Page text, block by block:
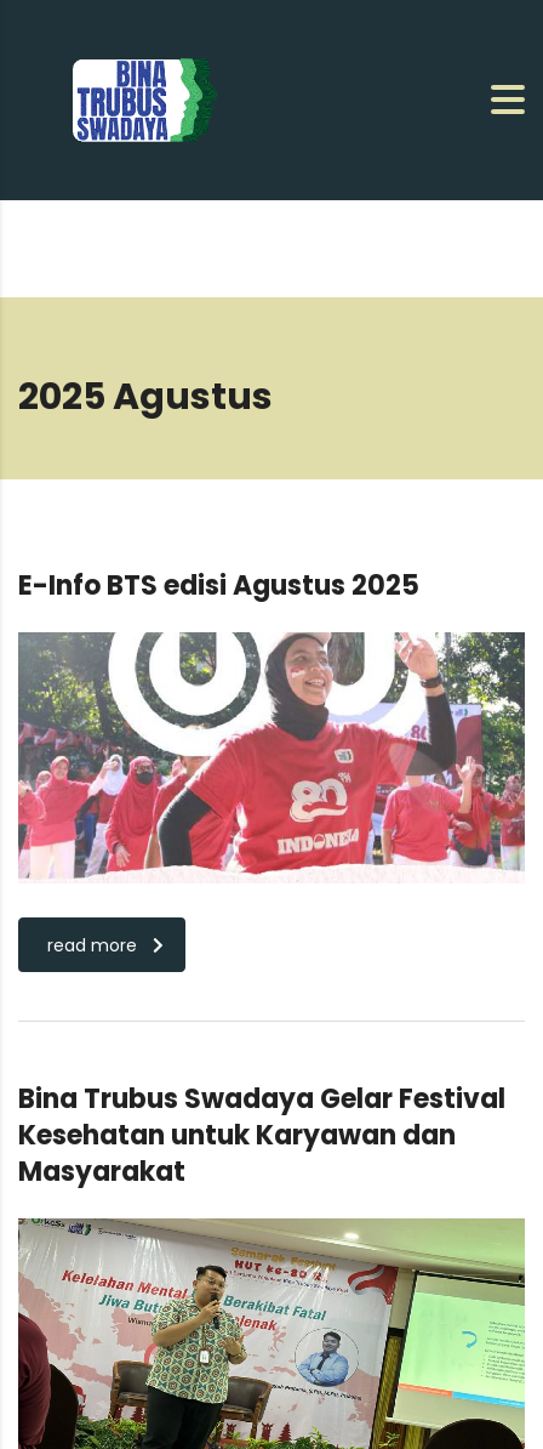
2025 Agustus
E-Info BTS edisi Agustus 2025
read more
Bina Trubus Swadaya Gelar Festival
Kesehatan untuk Karyawan dan
Masyarakat